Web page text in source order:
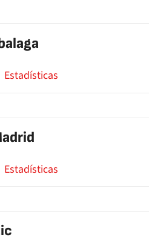
Estadísticas
Estadísticas